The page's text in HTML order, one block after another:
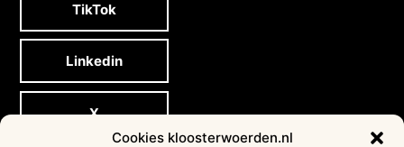
Cookies kloosterwoerden.nl
TikTok
Linkedin
X